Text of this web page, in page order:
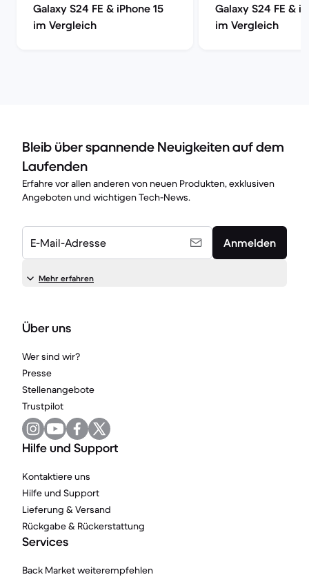
Galaxy S24 FE & iPhone 15
im Vergleich
Galaxy S24 FE &
im Vergleich
Bleib über spannende Neuigkeiten auf dem
Laufenden
Erfahre vor allen anderen von neuen Produkten, exklusiven
Angeboten und wichtigen Tech-News.
E-Mail-Adresse Anmelden
Mehr erfahren
Über uns
Wer sind wir?
Presse
Stellenangebote
Trustpilot
Hilfe und Support
Kontaktiere uns
Hilfe und Support
Lieferung & Versand
Rückgabe & Rückerstattung
Services
Back Market weiterempfehlen